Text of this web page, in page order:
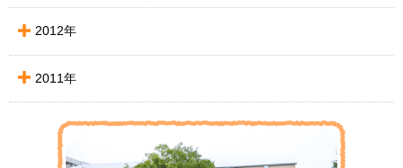
2012年
2011年